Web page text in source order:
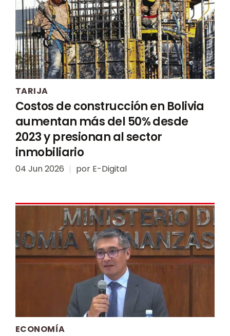
TARIJA
Costos de construcción en Bolivia
aumentan más del 50% desde
2023 y presionan al sector
inmobiliario
04 Jun 2026 por E-Digital
ECONOMÍA